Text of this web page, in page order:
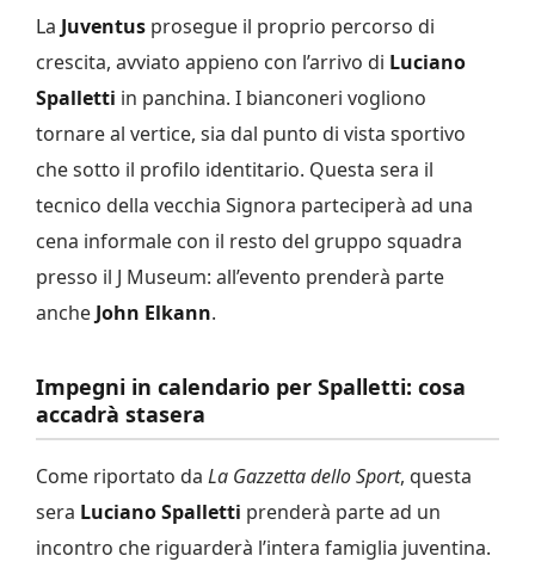
La Juventus prosegue il proprio percorso di
crescita, avviato appieno con l’arrivo di Luciano
Spalletti in panchina. I bianconeri vogliono
tornare al vertice, sia dal punto di vista sportivo
che sotto il profilo identitario. Questa sera il
tecnico della vecchia Signora parteciperà ad una
cena informale con il resto del gruppo squadra
presso il J Museum: all’evento prenderà parte
anche John Elkann.
Impegni in calendario per Spalletti: cosa
accadrà stasera
Come riportato da La Gazzetta dello Sport, questa
sera Luciano Spalletti prenderà parte ad un
incontro che riguarderà l’intera famiglia juventina.